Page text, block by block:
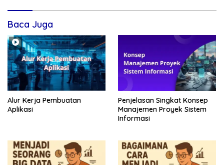
a
s
i
p
o
s
Baca Juga
Alur Kerja Pembuatan
Aplikasi
Penjelasan Singkat Konsep
Manajemen Proyek Sistem
Informasi